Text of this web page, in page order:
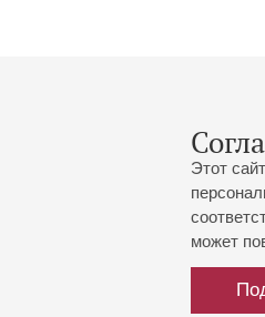
Этот
может